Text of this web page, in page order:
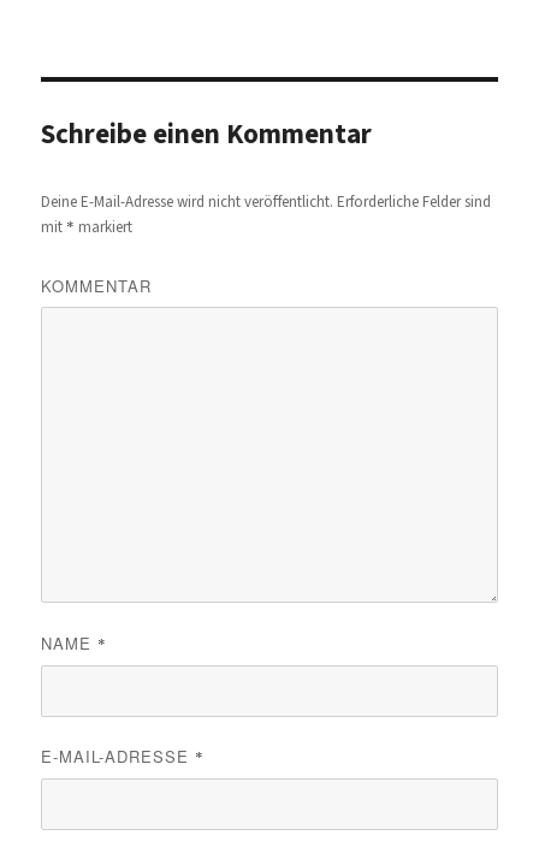
Schreibe einen Kommentar
Deine E-Mail-Adresse wird nicht veröffentlicht. Erforderliche Felder sind
mit * markiert
KOMMENTAR
NAME *
E-MAIL-ADRESSE *